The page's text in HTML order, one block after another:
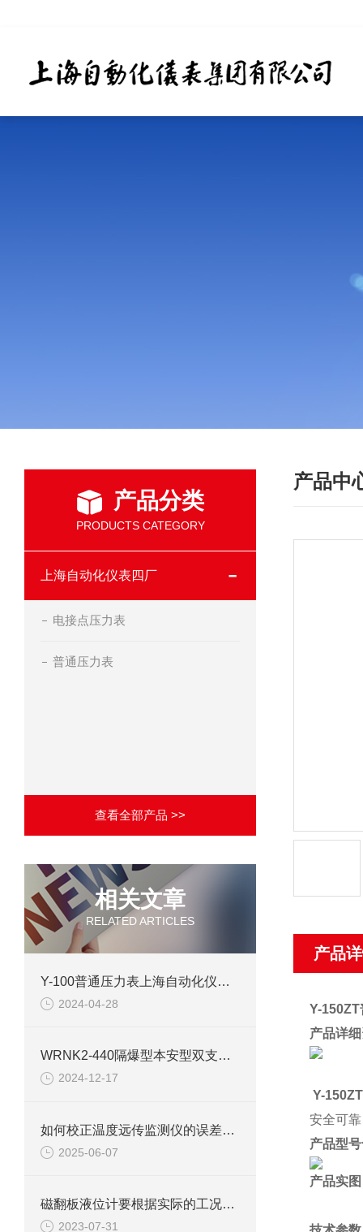
产品分类
PRODUCTS CATEGORY
上海自动化仪表四厂
电接点压力表
普通压力表
查看全部产品 >>
相关文章
RELATED ARTICLES
Y-100普通压力表上海自动化仪表四厂产品介绍
2024-04-28
WRNK2-440隔爆型本安型双支铠装热电偶
2024-12-17
如何校正温度远传监测仪的误差呢？
2025-06-07
磁翻板液位计要根据实际的工况要求来进行选型
2023-07-31
产品中
产品
Y-150ZT
产品详
Y-
安全可
产品型
产品实